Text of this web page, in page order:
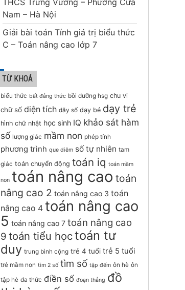
THCS Trưng Vương – Phường Cửa
Nam – Hà Nội
Giải bài toán Tính giá trị biểu thức
C – Toán nâng cao lớp 7
TỪ KHOÁ
biểu thức bất đẳng thức bồi dưỡng hsg chu vi
chữ số diện tích dãy số dạy bé dạy trẻ
hình chữ nhật học sinh IQ khảo sát hàm
số lượng giác mầm non phép tính
phương trình que diêm số tự nhiên tam
giác toán chuyển động toán iq toán mầm
non toán nâng cao toán
nâng cao 2 toán nâng cao 3 toán
nâng cao 4 toán nâng cao
5 toán nâng cao 7 toán nâng cao
9 toán tiểu họctoán tư
duy trung bình cộng trẻ 4 tuổi trẻ 5 tuổi
trẻ mầm non tìm 2 số tìm số tập đếm ôn hè ôn
tập hè đa thức điền số đoạn thẳng đồ